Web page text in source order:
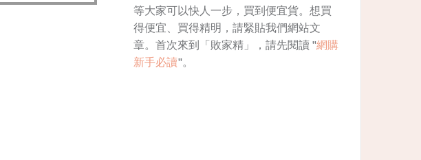
等大家可以快人一步，買到便宜貨。想買
得便宜、買得精明，請緊貼我們網站文
章。首次來到「敗家精」，請先閱讀 "網購
新手必讀"。